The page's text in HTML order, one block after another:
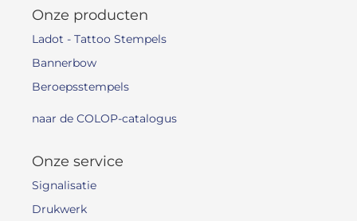
Onze producten
Ladot - Tattoo Stempels
Bannerbow
Beroepsstempels
naar de COLOP-catalogus
Onze service
Signalisatie
Drukwerk